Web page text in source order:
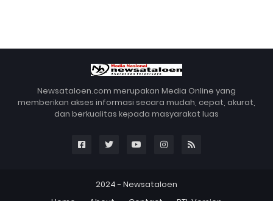
Newsataloen.com merupakan Media Online yang
memberikan akses informasi secara mudah, cepat, akurat,
dan berkualitas kepada masyarakat luas
2024 - Newsataloen